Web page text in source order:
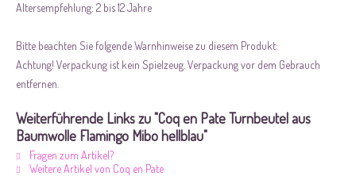
Altersempfehlung: 2 bis 12 Jahre
Bitte beachten Sie folgende Warnhinweise zu diesem Produkt:
Achtung! Verpackung ist kein Spielzeug. Verpackung vor dem Gebrauch
entfernen.
Weiterführende Links zu "Coq en Pate Turnbeutel aus
Baumwolle Flamingo Mibo hellblau"
Fragen zum Artikel?
Weitere Artikel von Coq en Pate